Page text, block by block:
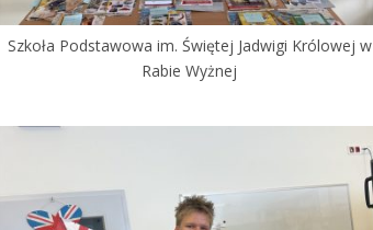
Szkoła Podstawowa im. Świętej Jadwigi Królowej w
Rabie Wyżnej